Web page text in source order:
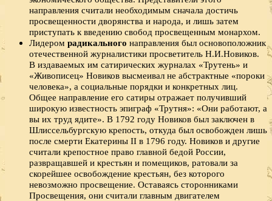
направления считали необходимым сначала достичь
просвещенности дворянства и народа, и лишь затем
приступать к введению свобод просвещенным монархом.
Лидером радикального направления был основоположник
отечественной журналистики просветитель Н.И.Новиков.
В издаваемых им сатирических журналах «Трутень» и
«Живописец» Новиков высмеивал не абстрактные «пороки
человека», а социальные порядки и конкретных лиц.
Общее направление его сатиры отражает получивший
широкую известность эпиграф «Трутня»: «Они работают, а
вы их труд ядите». В 1792 году Новиков был заключен в
Шлиссельбургскую крепость, откуда был освобожден лишь
после смерти Екатерины II в 1796 году. Новиков и другие
считали крепостное право главной бедой России,
развращавшей и крестьян и помещиков, ратовали за
скорейшее освобождение крестьян, без которого
невозможно просвещение. Оставаясь сторонниками
Просвещения, они считали главным двигателем